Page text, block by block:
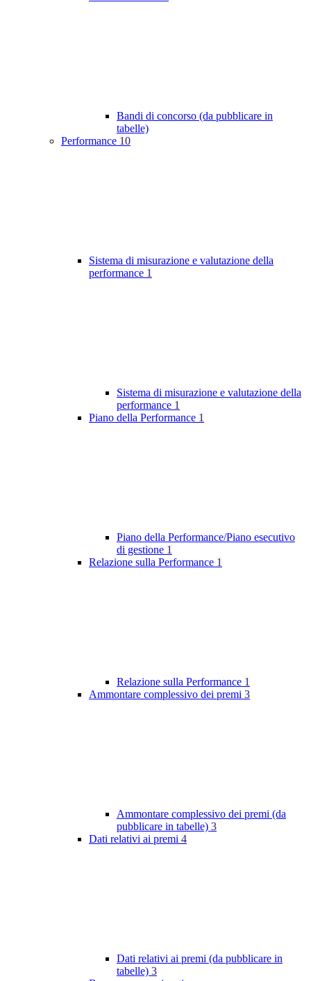
Bandi di concorso (da pubblicare in
tabelle)
Performance 10
Sistema di misurazione e valutazione della
performance 1
Sistema di misurazione e valutazione della
performance 1
Piano della Performance 1
Piano della Performance/Piano esecutivo
di gestione 1
Relazione sulla Performance 1
Relazione sulla Performance 1
Ammontare complessivo dei premi 3
Ammontare complessivo dei premi (da
pubblicare in tabelle) 3
Dati relativi ai premi 4
Dati relativi ai premi (da pubblicare in
tabelle) 3